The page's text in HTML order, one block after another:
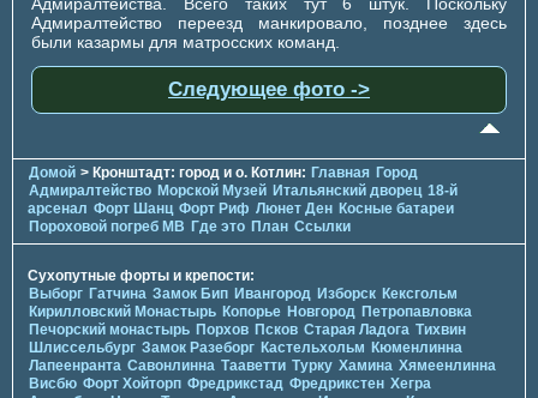
Адмиралтейство переезд манкировало, позднее здесь
были казармы для матросских команд.
Следующее фото ->
Домой > Кронштадт: город и о. Котлин: Главная Город
Адмиралтейство Морской Музей Итальянский дворец 18-й
арсенал Форт Шанц Форт Риф Люнет Ден Косные батареи
Пороховой погреб МВ Где это План Ссылки
Сухопутные форты и крепости:
Выборг Гатчина Замок Бип Ивангород Изборск Кексгольм
Кирилловский Монастырь Копорье Новгород Петропавловка
Печорcкий монастырь Порхов Псков Старая Ладога Тихвин
Шлиссельбург Замок Разеборг Кастельхольм Кюменлинна
Лапеенранта Савонлинна Тааветти Турку Хамина Хямеенлинна
Висбю Форт Хойторп Фредрикстад Фредрикстен Хегра